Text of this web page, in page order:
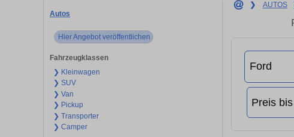
Autos
Hier Angebot veröffentlichen
Fahrzeugklassen
❯ Kleinwagen
❯ SUV
❯ Van
❯ Pickup
❯ Transporter
❯ Camper
❯ AUTOS